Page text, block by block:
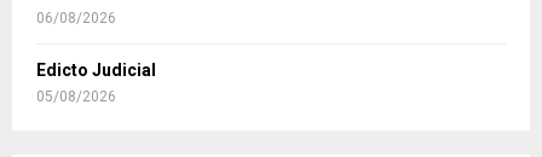
06/08/2026
Edicto Judicial
05/08/2026